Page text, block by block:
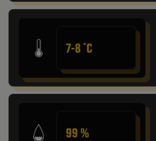
7-8 ˚C
99 %